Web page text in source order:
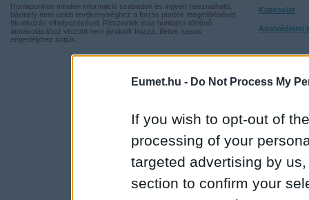
Eumet.hu - Do Not Process My
If you wish to opt-out of
processing of your
targeted advertising by
section to confirm your
Honlapunkon minden információ szabadon és ingyen használható,
bármely nem üzleti tevékenységhez a forrás pontos megjelölésével,
hivatkozás elhelyezésével. Részeinek más honlapra történő
átmásolásához viszont nem járulunk hozzá, illetve írásos
engedélyhez kötjük.
Kapcsolat
Adatvédelmi